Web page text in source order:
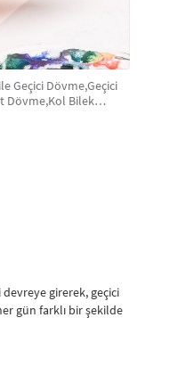
Geçici Dövme,Geçici
Dövme,Kol Bilek
Dövme,Sırt Dövme
girerek, geçici
gün farklı bir şekilde